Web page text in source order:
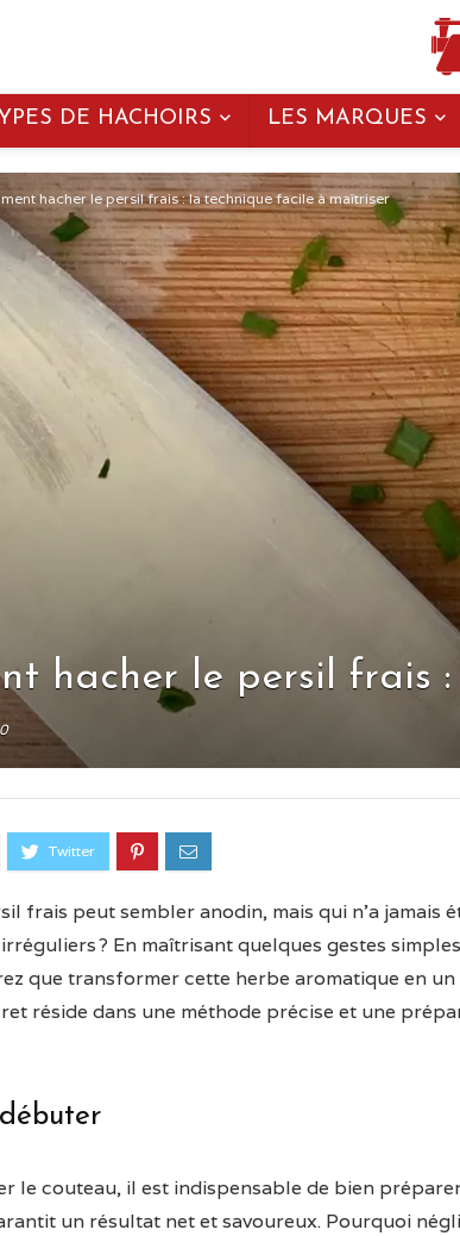
DE HACHOIRS LES MARQUES
hacher le persil frais : la technique facile à maîtriser
hacher le persil frais
0
frais peut sembler anodin, mais qui n’a jamais
? En maîtrisant quelques gestes
que transformer cette herbe aromatique en
réside dans une méthode précise et une
le couteau, il est indispensable de bien
un résultat net et savoureux. Pourquoi